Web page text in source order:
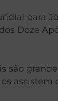
para
Doze
são
assistem